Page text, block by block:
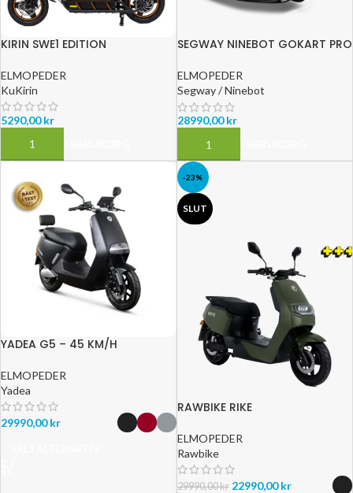
KIRIN SWE1 EDITION
ELMOPEDER
KuKirin
5290,00kr
LÄGG TILL I VARUKORG
SEGWAY NINEBOT GOKART PRO
ELMOPEDER
Segway / Ninebot
28990,00kr
LÄGG TILL I VARUKORG
YADEA G5 – 45 KM/H
ELMOPEDER
Yadea
29990,00kr
-23%
SLUT
RAWBIKE RIKE
ELMOPEDER
Rawbike
29990,00kr 22990,00kr